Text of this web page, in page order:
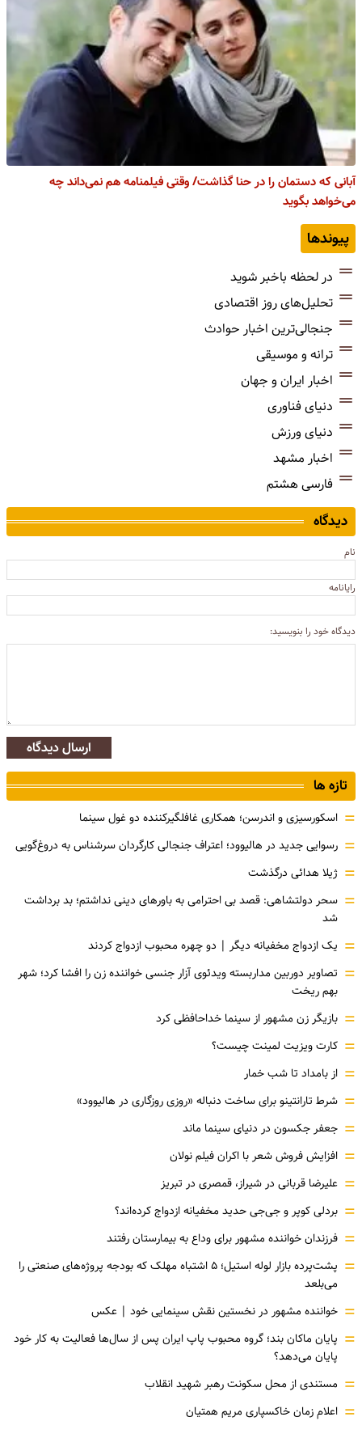
آبانی که دستمان را در حنا گذاشت/ وقتی فیلمنامه هم نمی‌داند چه
می‌خواهد بگوید
پیوندها
در لحظه باخبر شوید
تحلیل‌های روز اقتصادی
جنجالی‌ترین اخبار حوادث
ترانه و موسیقی
اخبار ایران و جهان
دنیای فناوری
دنیای ورزش
اخبار مشهد
فارسی هشتم
دیدگاه
نام
رایانامه
دیدگاه خود را بنویسید:
ارسال دیدگاه
تازه ها
= اسکورسیزی و اندرسن؛ همکاری غافلگیرکننده دو غول سینما
= رسوایی جدید در هالیوود؛ اعتراف جنجالی کارگردان سرشناس به دروغ‌گویی
= ژیلا هدائی درگذشت
= سحر دولتشاهی: قصد بی احترامی به باورهای دینی نداشتم؛ بد برداشت
شد
= یک ازدواج مخفیانه دیگر | دو چهره محبوب ازدواج کردند
= تصاویر دوربین مداربسته ویدئوی آزار جنسی خواننده زن را افشا کرد؛ شهر
بهم ریخت
= بازیگر زن مشهور از سینما خداحافظی کرد
= کارت ویزیت لمینت چیست؟
= از بامداد تا شب خمار
= شرط تارانتینو برای ساخت دنباله «روزی روزگاری در هالیوود»
= جعفر جکسون در دنیای سینما ماند
= افزایش فروش شعر با اکران فیلم نولان
= علیرضا قربانی در شیراز، قمصری در تبریز
= بردلی کوپر و جی‌جی حدید مخفیانه ازدواج کرده‌اند؟
= فرزندان خواننده مشهور برای وداع به بیمارستان رفتند
=
پشت‌پرده بازار لوله استیل؛ ۵ اشتباه مهلک که بودجه پروژه‌های صنعتی را
می‌بلعد
= خواننده مشهور در نخستین نقش سینمایی خود |‌ عکس
= پایان ماکان بند؛ گروه محبوب پاپ ایران پس از سال‌ها فعالیت به کار خود
پایان می‌دهد؟
= مستندی از محل سکونت رهبر شهید انقلاب
= اعلام زمان خاکسپاری مریم همتیان